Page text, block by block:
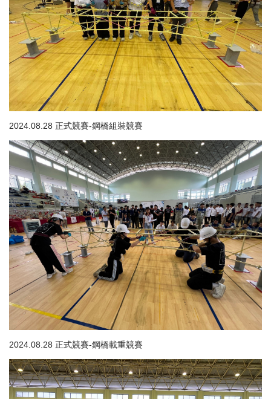
2024.08.28 正式競賽-鋼橋組裝競賽
2024.08.28 正式競賽-鋼橋載重競賽